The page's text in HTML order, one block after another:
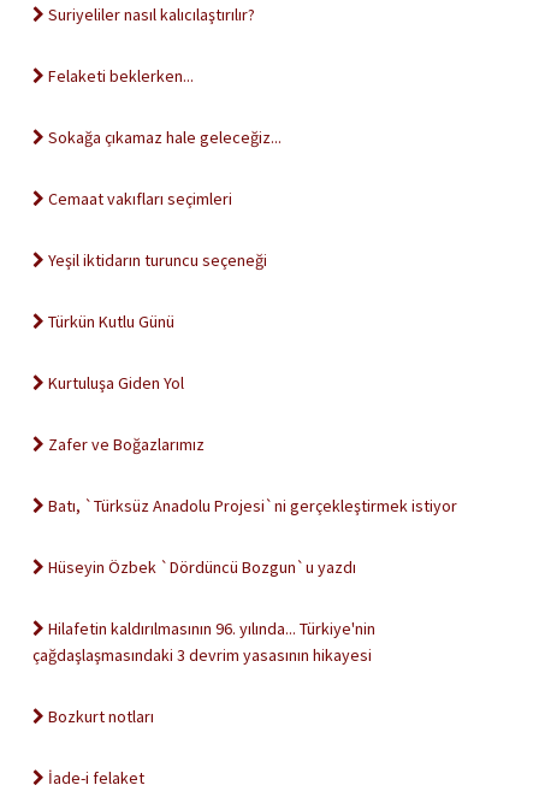
Suriyeliler nasıl kalıcılaştırılır?
Felaketi beklerken...
Sokağa çıkamaz hale geleceğiz...
Cemaat vakıfları seçimleri
Yeşil iktidarın turuncu seçeneği
Türkün Kutlu Günü
Kurtuluşa Giden Yol
Zafer ve Boğazlarımız
Batı, `Türksüz Anadolu Projesi`ni gerçekleştirmek istiyor
Hüseyin Özbek `Dördüncü Bozgun`u yazdı
Hilafetin kaldırılmasının 96. yılında... Türkiye'nin
çağdaşlaşmasındaki 3 devrim yasasının hikayesi
Bozkurt notları
İade-i felaket